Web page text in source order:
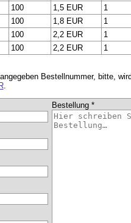
100 1,5 EUR 1
100 1,8 EUR 1
100 2,2 EUR 1
100 2,2 EUR 1
Bestellnummer, bitte,
.
Bestellung *